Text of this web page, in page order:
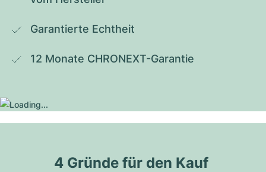
Garantierte Echtheit
12 Monate CHRONEXT-Garantie
4 Gründe für den Kauf